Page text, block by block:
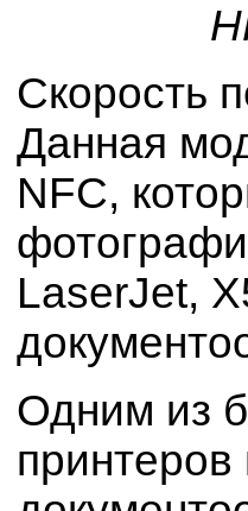
Скорость
Данная
NFC,
LaserJet,
Одним из